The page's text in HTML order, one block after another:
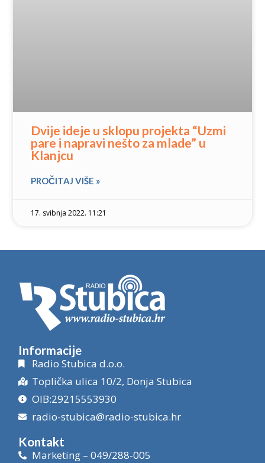
Dvije ideje u sklopu projekta “Uzmi
pare i napravi nešto za mlade” u
Klanjcu
PROČITAJ VIŠE »
17. svibnja 2022. 11:21
Informacije
Radio Stubica d.o.o.
Toplička ulica 10/2, Donja Stubica
OIB:29215553930
radio-stubica@radio-stubica.hr
Kontakt
Marketing – 049/288-005